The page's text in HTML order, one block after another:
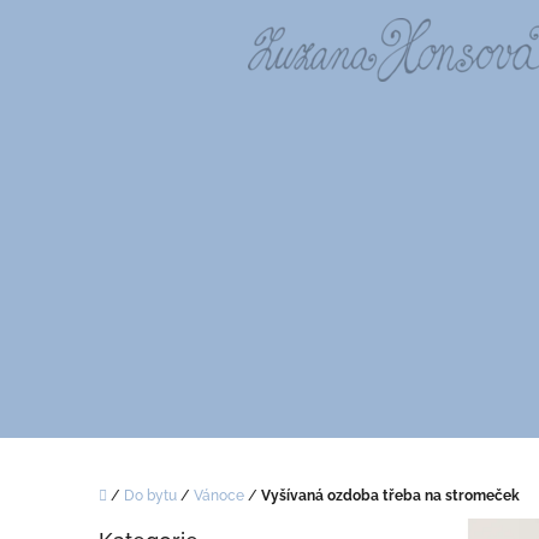
Domů
/ Do bytu / Vánoce / Vyšívaná ozdoba třeba na stromeček